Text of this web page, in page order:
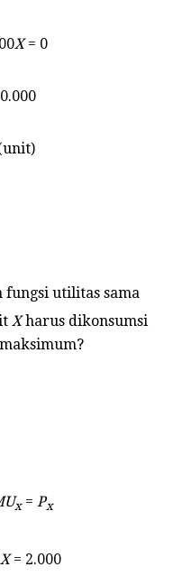
X= 0
fungsi utilitas sama
Xharus dikonsumsi
x= Px
X= 2.000